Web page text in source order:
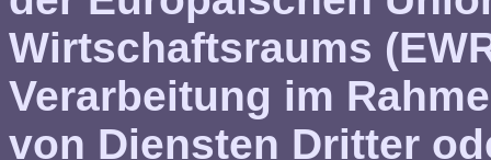
Wirtschaftsraums
Verarbeitung im
von Diensten Dritter